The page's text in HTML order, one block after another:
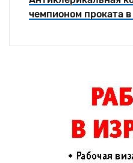
чемпионом проката